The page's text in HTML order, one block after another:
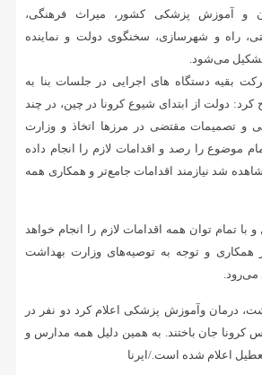
و آموزش پزشکی کشور، میراث فرهنگی،
راه و شهرسازی، سخنگوی دولت و نماینده
می‌شود.
بقیه دستگاه های اجرایی در جلسات بنا به
دولت از ابتدای شیوع کرونا در چین، در چند
و تصمیمات مقتضی در مرزها اتخاذ و وزارت
موضوع را رصد و اقدامات لازم را انجام داده
شد نیازمند اقدامات جامع‌تر و همکاری همه
تمام توان همه اقدامات لازم را انجام خواهد
همکاری و توجه به توصیه‌های وزارت بهداشت
درمان وآموزش پزشکی اعلام کرد دو نفر در
کرونا جان باختند. به همین دلیل همه مدارس و
اعلام شده است./ایرنا